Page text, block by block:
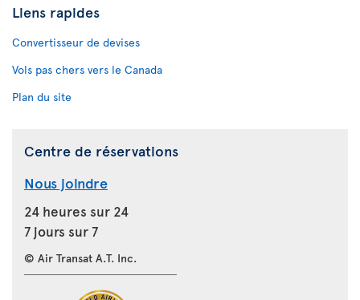
Liens rapides
Convertisseur de devises
Vols pas chers vers le Canada
Plan du site
Centre de réservations
Nous joindre
24 heures sur 24
7 jours sur 7
© Air Transat A.T. Inc.